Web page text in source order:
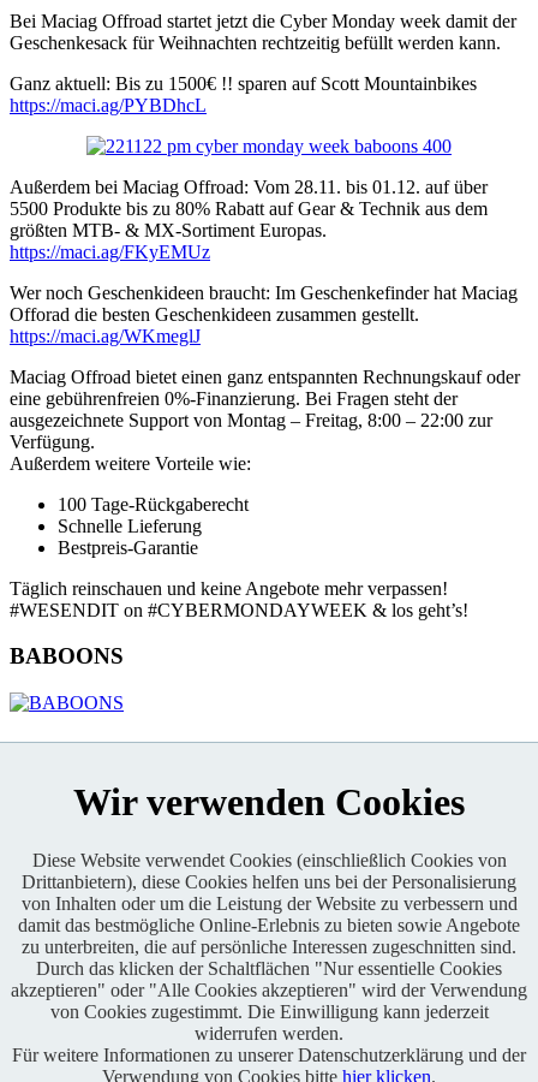
Bei Maciag Offroad startet jetzt die Cyber Monday week damit der
Geschenkesack für Weihnachten rechtzeitig befüllt werden kann.
Ganz aktuell: Bis zu 1500€ !! sparen auf Scott Mountainbikes
https://maci.ag/PYBDhcL
Außerdem bei Maciag Offroad: Vom 28.11. bis 01.12. auf über
5500 Produkte bis zu 80% Rabatt auf Gear & Technik aus dem
größten MTB- & MX-Sortiment Europas.
https://maci.ag/FKyEMUz
Wer noch Geschenkideen braucht: Im Geschenkefinder hat Maciag
Offorad die besten Geschenkideen zusammen gestellt.
https://maci.ag/WKmeglJ
Maciag Offroad bietet einen ganz entspannten Rechnungskauf oder
eine gebührenfreien 0%-Finanzierung. Bei Fragen steht der
ausgezeichnete Support von Montag – Freitag, 8:00 – 22:00 zur
Verfügung.
Außerdem weitere Vorteile wie:
100 Tage-Rückgaberecht
Schnelle Lieferung
Bestpreis-Garantie
Täglich reinschauen und keine Angebote mehr verpassen!
#WESENDIT on #CYBERMONDAYWEEK & los geht’s!
BABOONS
KONTAKT
Enduro One Series Partner
Copyright © 2021 BABOONS GmbH. Alle Rechte vorbehalten.
Wir verwenden Cookies
Diese Website verwendet Cookies (einschließlich Cookies von
Drittanbietern), diese Cookies helfen uns bei der Personalisierung
von Inhalten oder um die Leistung der Website zu verbessern und
damit das bestmögliche Online-Erlebnis zu bieten sowie Angebote
zu unterbreiten, die auf persönliche Interessen zugeschnitten sind.
Durch das klicken der Schaltflächen "Nur essentielle Cookies
akzeptieren" oder "Alle Cookies akzeptieren" wird der Verwendung
von Cookies zugestimmt. Die Einwilligung kann jederzeit
widerrufen werden.
Für weitere Informationen zu unserer Datenschutzerklärung und der
Verwendung von Cookies bitte hier klicken.